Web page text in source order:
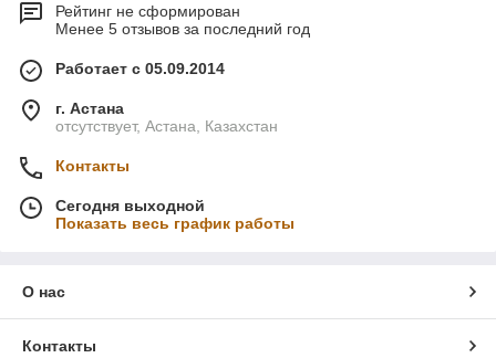
Рейтинг не сформирован
Менее 5 отзывов за последний год
Работает с 05.09.2014
г. Астана
отсутствует, Астана, Казахстан
Контакты
Сегодня выходной
Показать весь график работы
О нас
Контакты